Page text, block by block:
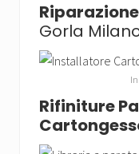
Riparazione
Gorla
Rifiniture